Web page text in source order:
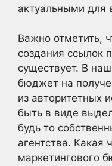
актуальными для
Важно отметить,
создания ссылок
существует. В
бюджет на
из авторитетных
быть в виде
будь то
агентства. Какая
маркетингового